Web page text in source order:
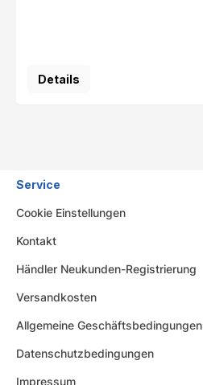
Details
Service
Cookie Einstellungen
Kontakt
Händler Neukunden-Registrierung
Versandkosten
Allgemeine Geschäftsbedingungen
Datenschutzbedingungen
Impressum